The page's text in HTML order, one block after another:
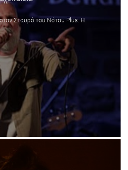
Σταυρό του Νότου Plus. H